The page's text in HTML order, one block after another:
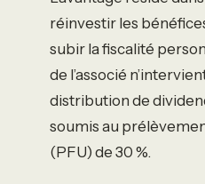
réinvestir les
subir la fiscalité
de l’associé
distribution de
soumis au
(PFU) de 30 %.